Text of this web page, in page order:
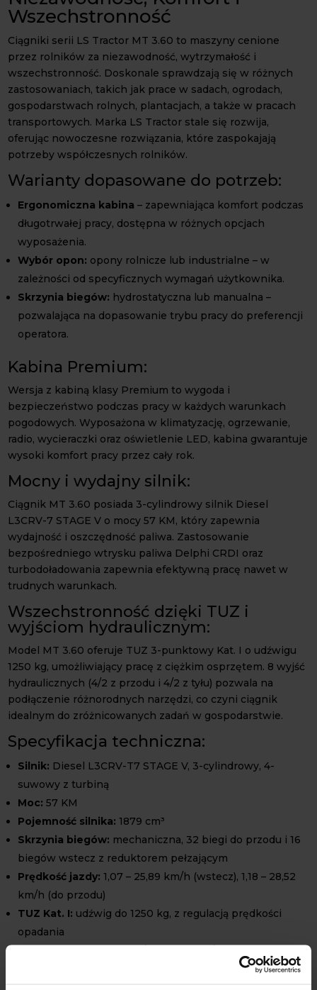
Wszechstronność
Ciągniki serii LS Tractor MT 3.60 to maszyny cenione
przez rolników za niezawodność, wytrzymałość i
wszechstronność. Doskonale sprawdzają się w różnych
zastosowaniach, takich jak prace w sadach, ogrodach,
gospodarstwach rolnych, plantacjach, a także w pracach
transportowych. Marka LS Tractor stale się rozwija,
oferując nowoczesne rozwiązania, które zaspokajają
potrzeby współczesnych rolników.
Warianty dopasowane do potrzeb:
Ergonomiczna kabina – zapewniająca komfort podczas
długotrwałej pracy, dostępna w różnych opcjach
wyposażenia.
Wybór opon: opony rolnicze lub industrialne – w
zależności od specyficznych wymagań użytkownika.
Skrzynia biegów: hydrostatyczna lub manualna –
pozwalająca na dopasowanie trybu pracy do preferencji
operatora.
Kabina Premium:
Wersja z kabiną klasy Premium to wygoda i
bezpieczeństwo podczas pracy w każdych warunkach
pogodowych. Wyposażona w klimatyzację, ogrzewanie,
radio, wycieraczki oraz oświetlenie LED, kabina gwarantuje
wysoki komfort pracy przez cały rok.
Mocny i wydajny silnik:
Ciągnik MT 3.60 posiada 3-cylindrowy silnik Diesel
L3CRV-7 STAGE V o mocy 57 KM, który zapewnia
wydajność i oszczędność paliwa. Zastosowanie
bezpośredniego wtrysku paliwa Delphi CRDI oraz
turbodoładowania zapewnia efektywną pracę nawet w
trudnych warunkach.
Wszechstronność dzięki TUZ i
wyjściom hydraulicznym:
Model MT 3.60 oferuje TUZ 3-punktowy Kat. I o udźwigu
1250 kg, umożliwiający pracę z ciężkim osprzętem. 8 wyjść
hydraulicznych (4/2 z przodu i 4/2 z tyłu) pozwala na
podłączenie różnorodnych narzędzi, co czyni ciągnik
idealnym do zróżnicowanych zadań w gospodarstwie.
Specyfikacja techniczna:
Silnik: Diesel L3CRV-T7 STAGE V, 3-cylindrowy, 4-
suwowy z turbiną
Moc: 57 KM
Pojemność silnika: 1879 cm³
Skrzynia biegów: mechaniczna, 32 biegi do przodu i 16
biegów wstecz z reduktorem pełzającym
Prędkość jazdy: 1,07 – 25,89 km/h (wstecz), 1,18 – 28,52
km/h (do przodu)
TUZ Kat. I: udźwig do 1250 kg, z regulacją prędkości
opadania
zapewnia doskonałą przyczepność i